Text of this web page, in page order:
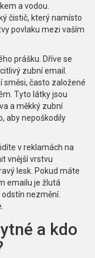
a vodou.
čistič, který namísto
povlaku mezi vaším
prášku. Dříve se
zubní email.
směsi, často založené
. Tyto látky jsou
a měkký zubní
aby nepoškodily
v reklamách na
vnější vrstvu
lesk. Pokud máte
emailu je žlutá
nezmění.
a kdo